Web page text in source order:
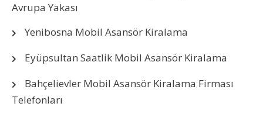
Avrupa Yakası
Yenibosna Mobil Asansör Kiralama
Eyüpsultan Saatlik Mobil Asansör Kiralama
Bahçelievler Mobil Asansör Kiralama Firması
Telefonları